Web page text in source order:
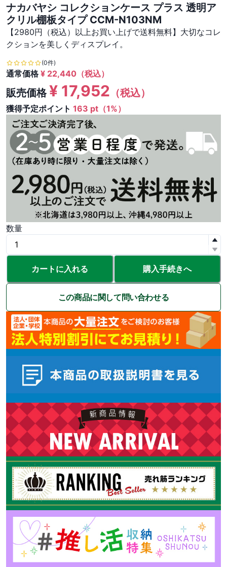
ナカバヤシ コレクションケース プラス 透明ア
クリル棚板タイプ CCM-N103NM
【2980円（税込）以上お買い上げで送料無料】大切なコレ
クションを美しくディスプレイ。
(0件)
通常価格¥ 22,440 （税込）
販売価格¥ 17,952 （税込）
獲得予定ポイント 163 pt（1%）
数量
カートに入れる 購入手続きへ
この商品に関して問い合わせる